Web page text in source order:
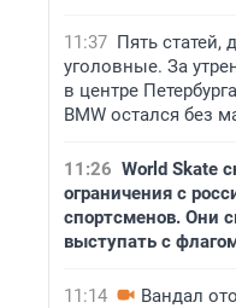
11:37 Пять статей,
уголовные. За
в центре
BMW остался без
11:26 World Skate
ограничения с
спортсменов. Они
выступать с
11:14
Вандал